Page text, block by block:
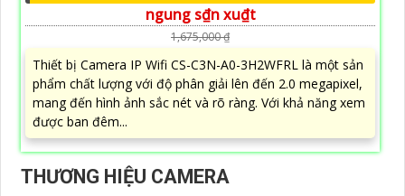
ngung s₫n xu₫t
1,675,000 ₫
Thiết bị Camera IP Wifi CS-C3N-A0-3H2WFRL là một sản
phẩm chất lượng với độ phân giải lên đến 2.0 megapixel,
mang đến hình ảnh sắc nét và rõ ràng. Với khả năng xem
được ban đêm...
THƯƠNG HIỆU CAMERA